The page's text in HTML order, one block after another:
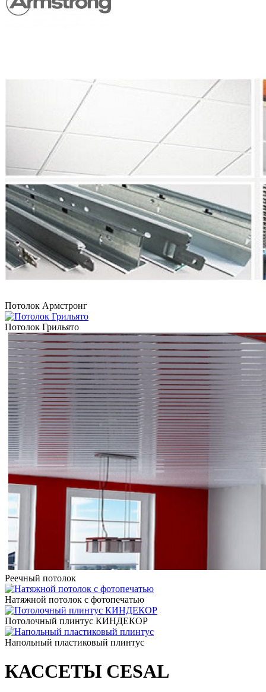
Потолок Армстронг
Потолок Грильято
Реечный потолок
Натяжной потолок с фотопечатью
Потолочный плинтус КИНДЕКОР
Напольный пластиковый плинтус
КАССЕТЫ CESAL